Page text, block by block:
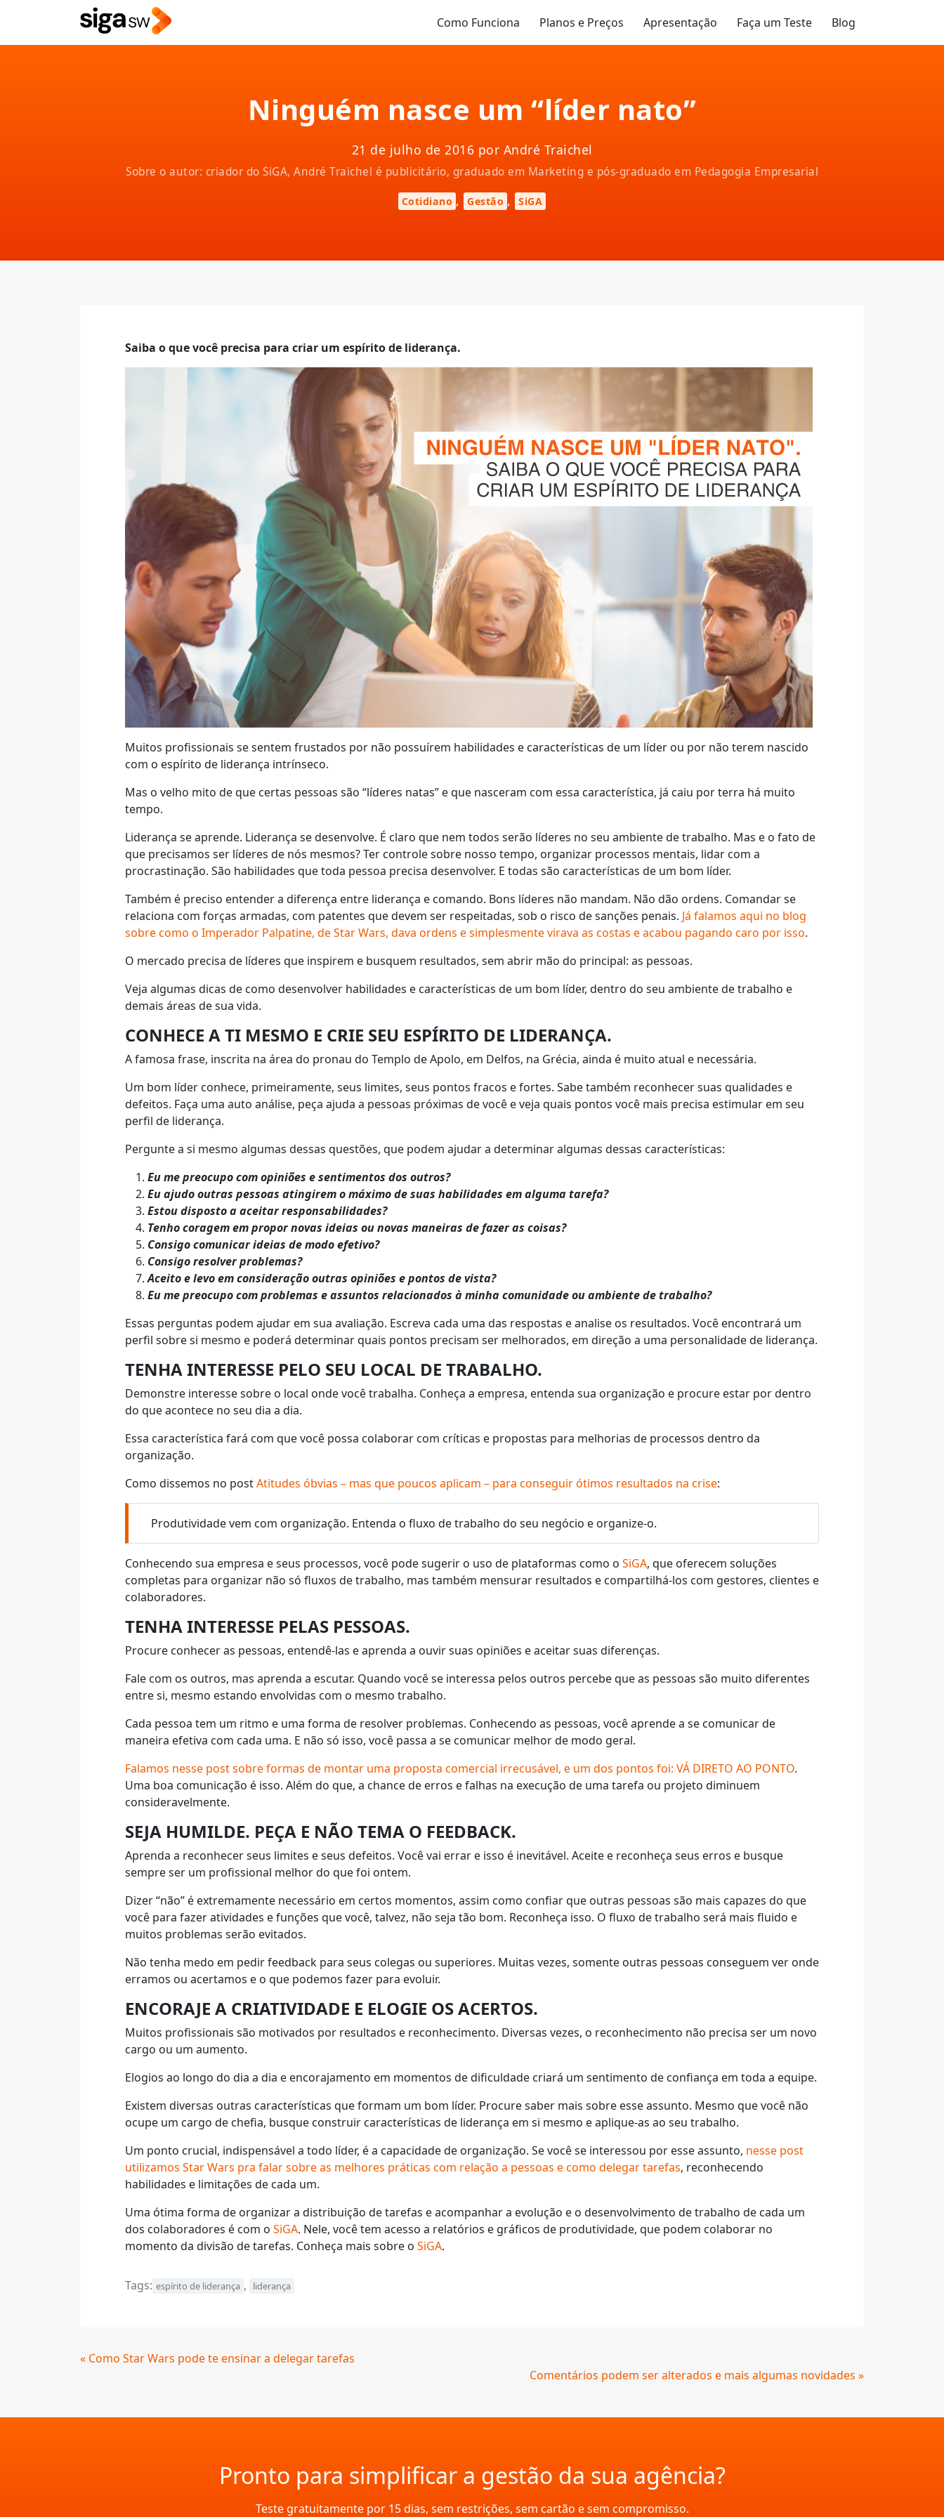
Como Funciona Planos e Preços Apresentação Faça um Teste Blog
Ninguém nasce um “líder nato”
21 de julho de 2016 por André Traichel
Sobre o autor: criador do SiGA, André Traichel é publicitário, graduado em Marketing e pós-graduado em Pedagogia Empresarial
Cotidiano , Gestão , SiGA
Saiba o que você precisa para criar um espírito de liderança.
Muitos profissionais se sentem frustados por não possuírem habilidades e características de um líder ou por não terem nascido
com o espírito de liderança intrínseco.
Mas o velho mito de que certas pessoas são “líderes natas” e que nasceram com essa característica, já caiu por terra há muito
tempo.
Liderança se aprende. Liderança se desenvolve. É claro que nem todos serão líderes no seu ambiente de trabalho. Mas e o fato de
que precisamos ser líderes de nós mesmos? Ter controle sobre nosso tempo, organizar processos mentais, lidar com a
procrastinação. São habilidades que toda pessoa precisa desenvolver. E todas são características de um bom líder.
Também é preciso entender a diferença entre liderança e comando. Bons líderes não mandam. Não dão ordens. Comandar se
relaciona com forças armadas, com patentes que devem ser respeitadas, sob o risco de sanções penais. Já falamos aqui no blog
sobre como o Imperador Palpatine, de Star Wars, dava ordens e simplesmente virava as costas e acabou pagando caro por isso.
O mercado precisa de líderes que inspirem e busquem resultados, sem abrir mão do principal: as pessoas.
Veja algumas dicas de como desenvolver habilidades e características de um bom líder, dentro do seu ambiente de trabalho e
demais áreas de sua vida.
CONHECE A TI MESMO E CRIE SEU ESPÍRITO DE LIDERANÇA.
A famosa frase, inscrita na área do pronau do Templo de Apolo, em Delfos, na Grécia, ainda é muito atual e necessária.
Um bom líder conhece, primeiramente, seus limites, seus pontos fracos e fortes. Sabe também reconhecer suas qualidades e
defeitos. Faça uma auto análise, peça ajuda a pessoas próximas de você e veja quais pontos você mais precisa estimular em seu
perfil de liderança.
Pergunte a si mesmo algumas dessas questões, que podem ajudar a determinar algumas dessas características:
Eu me preocupo com opiniões e sentimentos dos outros?
Eu ajudo outras pessoas atingirem o máximo de suas habilidades em alguma tarefa?
Estou disposto a aceitar responsabilidades?
Tenho coragem em propor novas ideias ou novas maneiras de fazer as coisas?
Consigo comunicar ideias de modo efetivo?
Consigo resolver problemas?
Aceito e levo em consideração outras opiniões e pontos de vista?
Eu me preocupo com problemas e assuntos relacionados à minha comunidade ou ambiente de trabalho?
Essas perguntas podem ajudar em sua avaliação. Escreva cada uma das respostas e analise os resultados. Você encontrará um
perfil sobre si mesmo e poderá determinar quais pontos precisam ser melhorados, em direção a uma personalidade de liderança.
TENHA INTERESSE PELO SEU LOCAL DE TRABALHO.
Demonstre interesse sobre o local onde você trabalha. Conheça a empresa, entenda sua organização e procure estar por dentro
do que acontece no seu dia a dia.
Essa característica fará com que você possa colaborar com críticas e propostas para melhorias de processos dentro da
organização.
Como dissemos no postAtitudes óbvias – mas que poucos aplicam – para conseguir ótimos resultados na crise:
Produtividade vem com organização. Entenda o fluxo de trabalho do seu negócio e organize-o.
Conhecendo sua empresa e seus processos, você pode sugerir o uso de plataformas como o SiGA, que oferecem soluções
completas para organizar não só fluxos de trabalho, mas também mensurar resultados e compartilhá-los com gestores, clientes e
colaboradores.
TENHA INTERESSE PELAS PESSOAS.
Procure conhecer as pessoas, entendê-las e aprenda a ouvir suas opiniões e aceitar suas diferenças.
Fale com os outros, mas aprenda a escutar. Quando você se interessa pelos outros percebe que as pessoas são muito diferentes
entre si, mesmo estando envolvidas com o mesmo trabalho.
Cada pessoa tem um ritmo e uma forma de resolver problemas. Conhecendo as pessoas, você aprende a se comunicar de
maneira efetiva com cada uma. E não só isso, você passa a se comunicar melhor de modo geral.
Falamos nesse post sobre formas de montar uma proposta comercial irrecusável, e um dos pontos foi: VÁ DIRETO AO PONTO.
Uma boa comunicação é isso. Além do que, a chance de erros e falhas na execução de uma tarefa ou projeto diminuem
consideravelmente.
SEJA HUMILDE. PEÇA E NÃO TEMA O FEEDBACK.
Aprenda a reconhecer seus limites e seus defeitos. Você vai errar e isso é inevitável. Aceite e reconheça seus erros e busque
sempre ser um profissional melhor do que foi ontem.
Dizer “não” é extremamente necessário em certos momentos, assim como confiar que outras pessoas são mais capazes do que
você para fazer atividades e funções que você, talvez, não seja tão bom. Reconheça isso. O fluxo de trabalho será mais fluido e
muitos problemas serão evitados.
Não tenha medo em pedir feedback para seus colegas ou superiores. Muitas vezes, somente outras pessoas conseguem ver onde
erramos ou acertamos e o que podemos fazer para evoluir.
ENCORAJE A CRIATIVIDADE E ELOGIE OS ACERTOS.
Muitos profissionais são motivados por resultados e reconhecimento. Diversas vezes, o reconhecimento não precisa ser um novo
cargo ou um aumento.
Elogios ao longo do dia a dia e encorajamento em momentos de dificuldade criará um sentimento de confiança em toda a equipe.
Existem diversas outras características que formam um bom líder. Procure saber mais sobre esse assunto. Mesmo que você não
ocupe um cargo de chefia, busque construir características de liderança em si mesmo e aplique-as ao seu trabalho.
Um ponto crucial, indispensável a todo líder, é a capacidade de organização. Se você se interessou por esse assunto, nesse post
utilizamos Star Wars pra falar sobre as melhores práticas com relação a pessoas e como delegar tarefas, reconhecendo
habilidades e limitações de cada um.
Uma ótima forma de organizar a distribuição de tarefas e acompanhar a evolução e o desenvolvimento de trabalho de cada um
dos colaboradores é com o SiGA. Nele, você tem acesso a relatórios e gráficos de produtividade, que podem colaborar no
momento da divisão de tarefas. Conheça mais sobre o SiGA.
Tags: espírito de liderança , liderança
Continue
« Como Star Wars pode te ensinar a delegar tarefas
Comentários podem ser alterados e mais algumas novidades »
Pronto para simplificar a gestão da sua agência?
Teste gratuitamente por 15 dias, sem restrições, sem cartão e sem compromisso.